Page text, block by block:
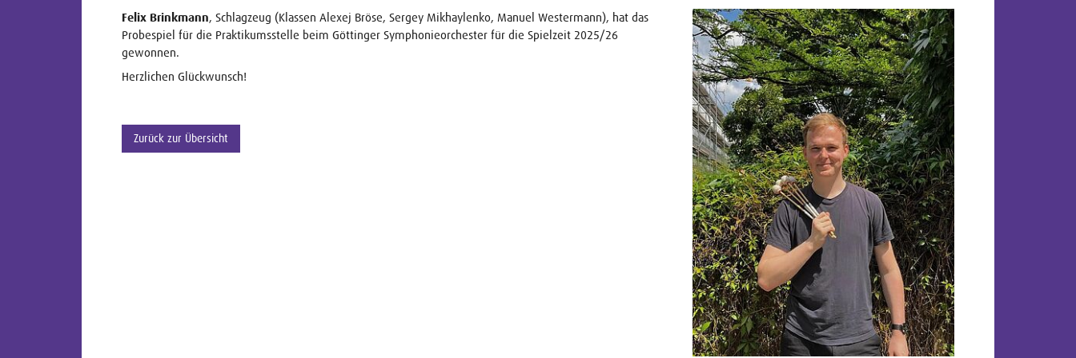
Felix Brinkmann, Schlagzeug (Klassen Alexej Bröse, Sergey Mikhaylenko, Manuel Westermann), hat das
Probespiel für die Praktikumsstelle beim Göttinger Symphonieorchester für die Spielzeit 2025/26
gewonnen.
Herzlichen Glückwunsch!
Zurück zur Übersicht